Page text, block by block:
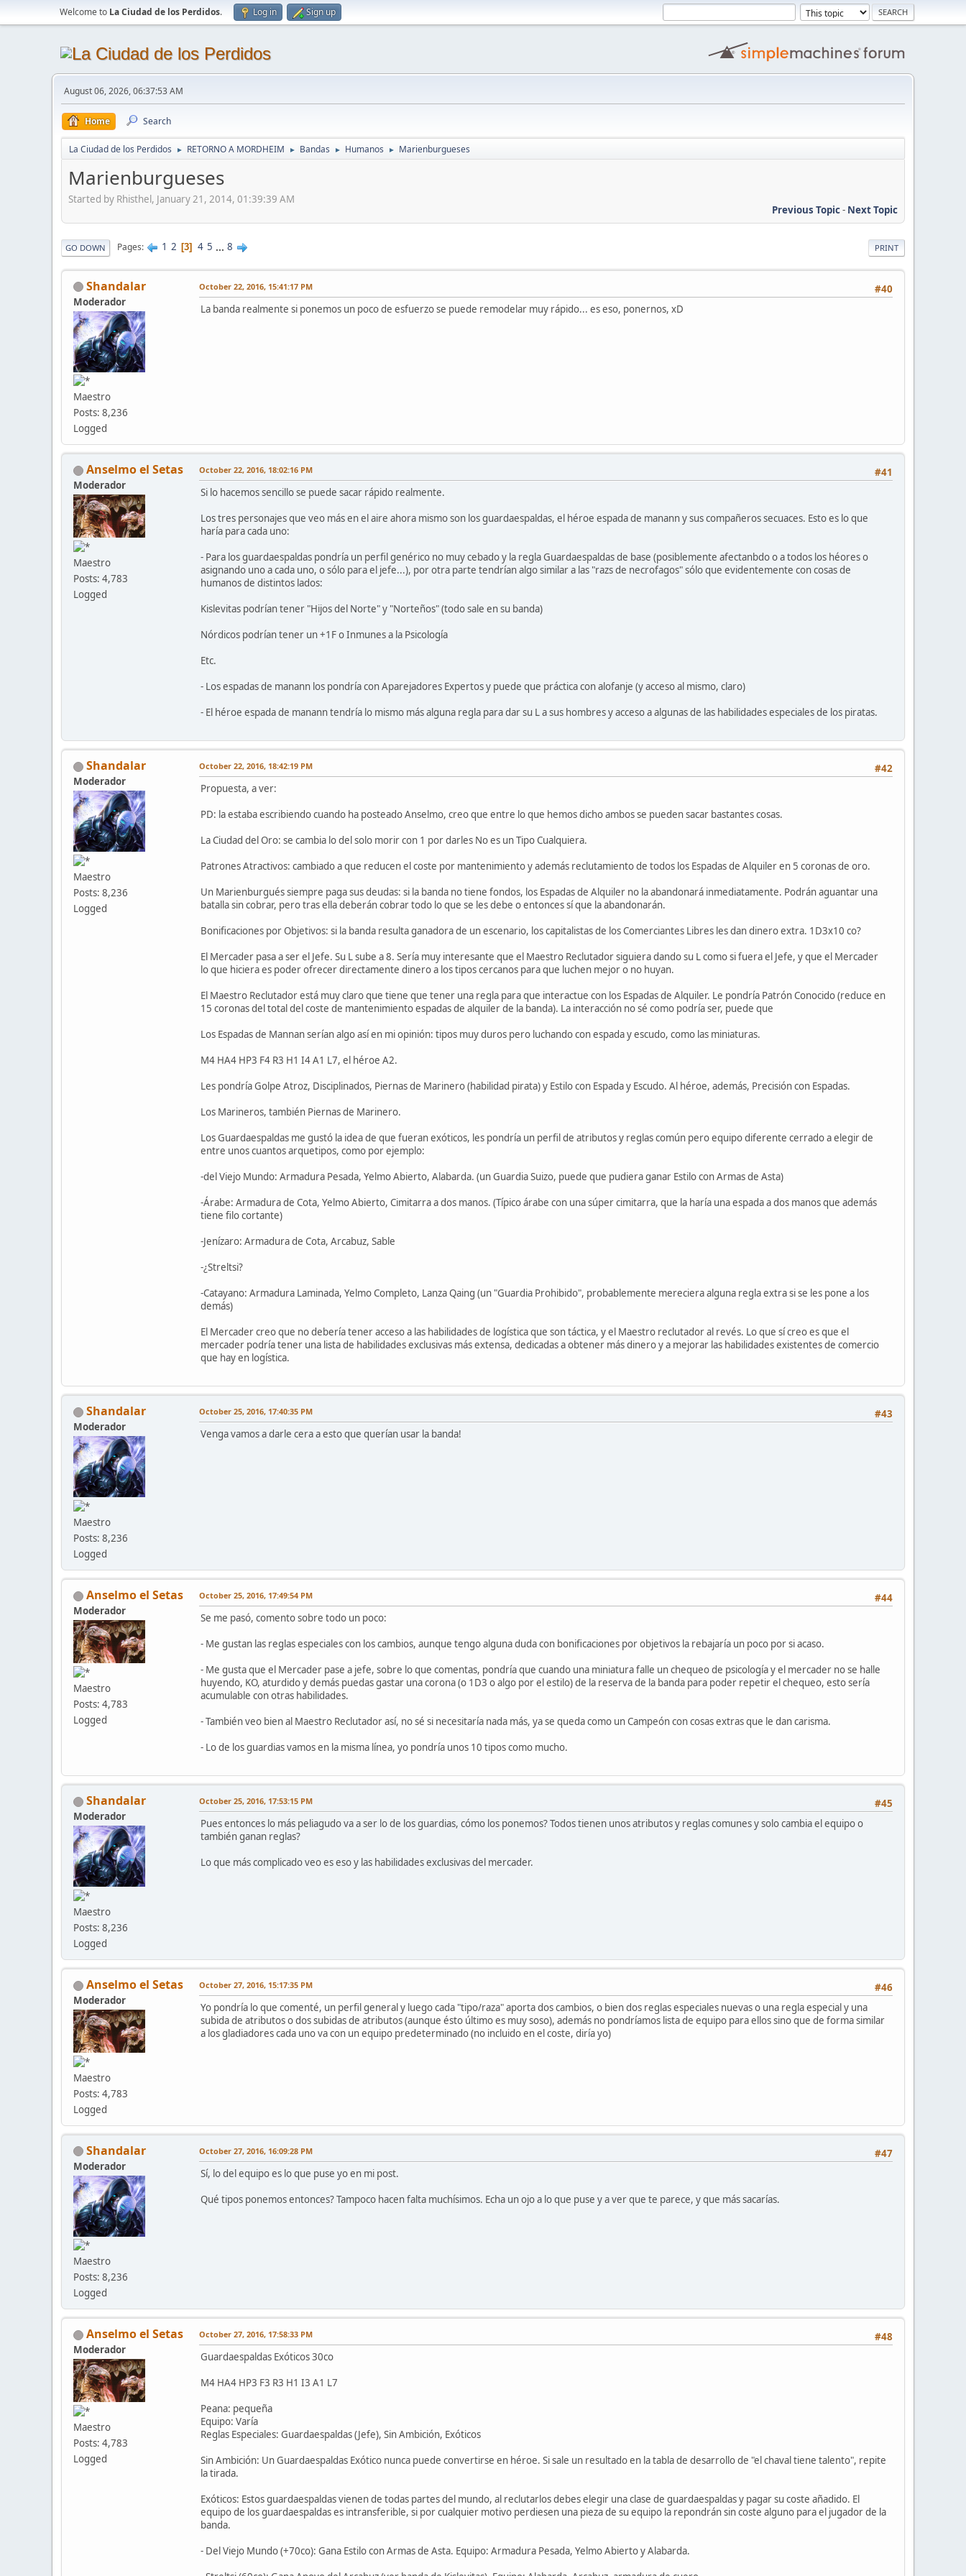
Welcome to La Ciudad de los Perdidos. Log in Sign up
August 06, 2026, 06:37:53 AM
Home Search
La Ciudad de los Perdidos ► RETORNO A MORDHEIM ► Bandas ► Humanos ► Marienburgueses
Marienburgueses
Started by Rhisthel, January 21, 2014, 01:39:39 AM
Previous Topic- Next Topic
PRINT
GO DOWN Pages 1 2 3 4 5 ... 8
Shandalar
Moderador
Maestro
Posts: 8,236
Logged
#40
October 22, 2016, 15:41:17 PM
La banda realmente si ponemos un poco de esfuerzo se puede remodelar muy rápido... es eso, ponernos, xD
Anselmo el Setas
Moderador
Maestro
Posts: 4,783
Logged
#41
October 22, 2016, 18:02:16 PM
Si lo hacemos sencillo se puede sacar rápido realmente.
Los tres personajes que veo más en el aire ahora mismo son los guardaespaldas, el héroe espada de manann y sus compañeros secuaces. Esto es lo que
haría para cada uno:
- Para los guardaespaldas pondría un perfil genérico no muy cebado y la regla Guardaespaldas de base (posiblemente afectanbdo o a todos los héores o
asignando uno a cada uno, o sólo para el jefe...), por otra parte tendrían algo similar a las "razs de necrofagos" sólo que evidentemente con cosas de
humanos de distintos lados:
Kislevitas podrían tener "Hijos del Norte" y "Norteños" (todo sale en su banda)
Nórdicos podrían tener un +1F o Inmunes a la Psicología
Etc.
- Los espadas de manann los pondría con Aparejadores Expertos y puede que práctica con alofanje (y acceso al mismo, claro)
- El héroe espada de manann tendría lo mismo más alguna regla para dar su L a sus hombres y acceso a algunas de las habilidades especiales de los piratas.
Shandalar
Moderador
Maestro
Posts: 8,236
Logged
#42
October 22, 2016, 18:42:19 PM
Propuesta, a ver:
PD: la estaba escribiendo cuando ha posteado Anselmo, creo que entre lo que hemos dicho ambos se pueden sacar bastantes cosas.
La Ciudad del Oro: se cambia lo del solo morir con 1 por darles No es un Tipo Cualquiera.
Patrones Atractivos: cambiado a que reducen el coste por mantenimiento y además reclutamiento de todos los Espadas de Alquiler en 5 coronas de oro.
Un Marienburgués siempre paga sus deudas: si la banda no tiene fondos, los Espadas de Alquiler no la abandonará inmediatamente. Podrán aguantar una
batalla sin cobrar, pero tras ella deberán cobrar todo lo que se les debe o entonces sí que la abandonarán.
Bonificaciones por Objetivos: si la banda resulta ganadora de un escenario, los capitalistas de los Comerciantes Libres les dan dinero extra. 1D3x10 co?
El Mercader pasa a ser el Jefe. Su L sube a 8. Sería muy interesante que el Maestro Reclutador siguiera dando su L como si fuera el Jefe, y que el Mercader
lo que hiciera es poder ofrecer directamente dinero a los tipos cercanos para que luchen mejor o no huyan.
El Maestro Reclutador está muy claro que tiene que tener una regla para que interactue con los Espadas de Alquiler. Le pondría Patrón Conocido (reduce en
15 coronas del total del coste de mantenimiento espadas de alquiler de la banda). La interacción no sé como podría ser, puede que
Los Espadas de Mannan serían algo así en mi opinión: tipos muy duros pero luchando con espada y escudo, como las miniaturas.
M4 HA4 HP3 F4 R3 H1 I4 A1 L7, el héroe A2.
Les pondría Golpe Atroz, Disciplinados, Piernas de Marinero (habilidad pirata) y Estilo con Espada y Escudo. Al héroe, además, Precisión con Espadas.
Los Marineros, también Piernas de Marinero.
Los Guardaespaldas me gustó la idea de que fueran exóticos, les pondría un perfil de atributos y reglas común pero equipo diferente cerrado a elegir de
entre unos cuantos arquetipos, como por ejemplo:
-del Viejo Mundo: Armadura Pesada, Yelmo Abierto, Alabarda. (un Guardia Suizo, puede que pudiera ganar Estilo con Armas de Asta)
-Árabe: Armadura de Cota, Yelmo Abierto, Cimitarra a dos manos. (Típico árabe con una súper cimitarra, que la haría una espada a dos manos que además
tiene filo cortante)
-Jenízaro: Armadura de Cota, Arcabuz, Sable
-¿Streltsi?
-Catayano: Armadura Laminada, Yelmo Completo, Lanza Qaing (un "Guardia Prohibido", probablemente mereciera alguna regla extra si se les pone a los
demás)
El Mercader creo que no debería tener acceso a las habilidades de logística que son táctica, y el Maestro reclutador al revés. Lo que sí creo es que el
mercader podría tener una lista de habilidades exclusivas más extensa, dedicadas a obtener más dinero y a mejorar las habilidades existentes de comercio
que hay en logística.
Shandalar
Moderador
Maestro
Posts: 8,236
Logged
#43
October 25, 2016, 17:40:35 PM
Venga vamos a darle cera a esto que querían usar la banda!
Anselmo el Setas
Moderador
Maestro
Posts: 4,783
Logged
#44
October 25, 2016, 17:49:54 PM
Se me pasó, comento sobre todo un poco:
- Me gustan las reglas especiales con los cambios, aunque tengo alguna duda con bonificaciones por objetivos la rebajaría un poco por si acaso.
- Me gusta que el Mercader pase a jefe, sobre lo que comentas, pondría que cuando una miniatura falle un chequeo de psicología y el mercader no se halle
huyendo, KO, aturdido y demás puedas gastar una corona (o 1D3 o algo por el estilo) de la reserva de la banda para poder repetir el chequeo, esto sería
acumulable con otras habilidades.
- También veo bien al Maestro Reclutador así, no sé si necesitaría nada más, ya se queda como un Campeón con cosas extras que le dan carisma.
- Lo de los guardias vamos en la misma línea, yo pondría unos 10 tipos como mucho.
Shandalar
Moderador
Maestro
Posts: 8,236
Logged
#45
October 25, 2016, 17:53:15 PM
Pues entonces lo más peliagudo va a ser lo de los guardias, cómo los ponemos? Todos tienen unos atributos y reglas comunes y solo cambia el equipo o
también ganan reglas?
Lo que más complicado veo es eso y las habilidades exclusivas del mercader.
Anselmo el Setas
Moderador
Maestro
Posts: 4,783
Logged
#46
October 27, 2016, 15:17:35 PM
Yo pondría lo que comenté, un perfil general y luego cada "tipo/raza" aporta dos cambios, o bien dos reglas especiales nuevas o una regla especial y una
subida de atributos o dos subidas de atributos (aunque ésto último es muy soso), además no pondríamos lista de equipo para ellos sino que de forma similar
a los gladiadores cada uno va con un equipo predeterminado (no incluido en el coste, diría yo)
Shandalar
Moderador
Maestro
Posts: 8,236
Logged
#47
October 27, 2016, 16:09:28 PM
Sí, lo del equipo es lo que puse yo en mi post.
Qué tipos ponemos entonces? Tampoco hacen falta muchísimos. Echa un ojo a lo que puse y a ver que te parece, y que más sacarías.
Anselmo el Setas
Moderador
Maestro
Posts: 4,783
Logged
#48
October 27, 2016, 17:58:33 PM
Guardaespaldas Exóticos 30co
M4 HA4 HP3 F3 R3 H1 I3 A1 L7
Peana: pequeña
Equipo: Varía
Reglas Especiales: Guardaespaldas (Jefe), Sin Ambición, Exóticos
Sin Ambición: Un Guardaespaldas Exótico nunca puede convertirse en héroe. Si sale un resultado en la tabla de desarrollo de "el chaval tiene talento", repite
la tirada.
Exóticos: Estos guardaespaldas vienen de todas partes del mundo, al reclutarlos debes elegir una clase de guardaespaldas y pagar su coste añadido. El
equipo de los guardaespaldas es intransferible, si por cualquier motivo perdiesen una pieza de su equipo la repondrán sin coste alguno para el jugador de la
banda.
- Del Viejo Mundo (+70co): Gana Estilo con Armas de Asta. Equipo: Armadura Pesada, Yelmo Abierto y Alabarda.